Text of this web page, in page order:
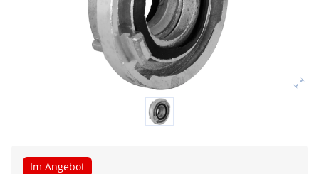
Im Angebot